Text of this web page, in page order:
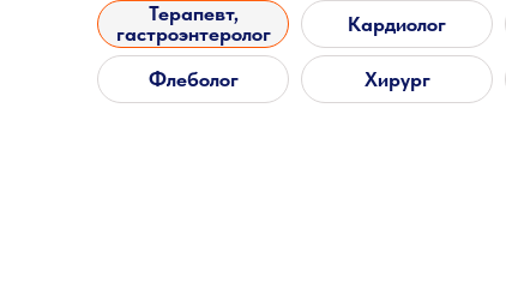
Хирург
Флеболог
Кардиолог
Терапевт,
гастроэнтеролог